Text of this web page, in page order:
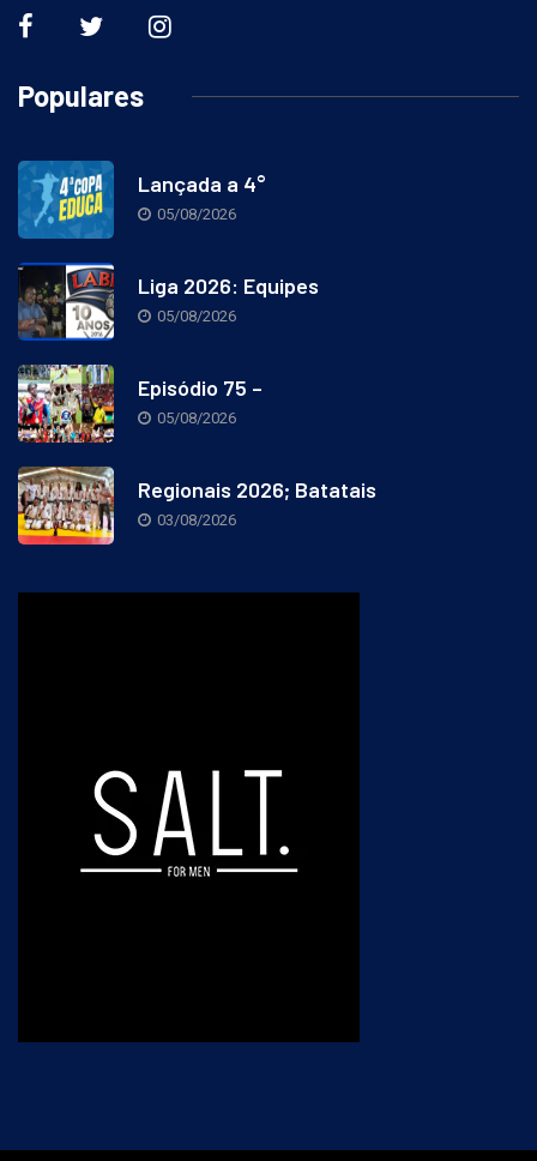
Populares
Lançada a 4°
05/08/2026
Liga 2026: Equipes
05/08/2026
Episódio 75 –
05/08/2026
Regionais 2026; Batatais
03/08/2026